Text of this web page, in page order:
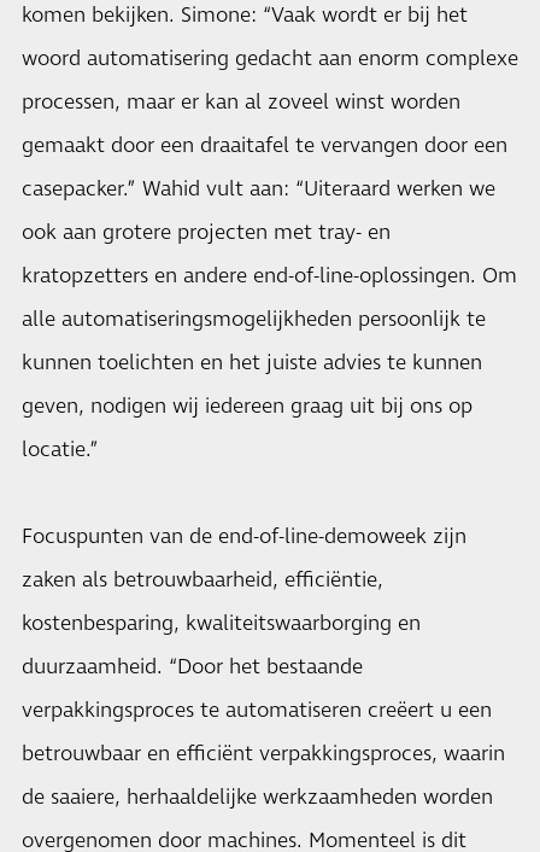
komen bekijken. Simone: “Vaak wordt er bij het
woord automatisering gedacht aan enorm complexe
processen, maar er kan al zoveel winst worden
gemaakt door een draaitafel te vervangen door een
casepacker.” Wahid vult aan: “Uiteraard werken we
ook aan grotere projecten met tray- en
kratopzetters en andere end-of-line-oplossingen. Om
alle automatiseringsmogelijkheden persoonlijk te
kunnen toelichten en het juiste advies te kunnen
geven, nodigen wij iedereen graag uit bij ons op
locatie.”
Focuspunten van de end-of-line-demoweek zijn
zaken als betrouwbaarheid, efficiëntie,
kostenbesparing, kwaliteitswaarborging en
duurzaamheid. “Door het bestaande
verpakkingsproces te automatiseren creëert u een
betrouwbaar en efficiënt verpakkingsproces, waarin
de saaiere, herhaaldelijke werkzaamheden worden
overgenomen door machines. Momenteel is dit